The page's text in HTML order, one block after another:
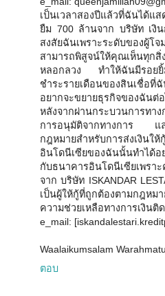
เป็นเวลาสองปีแล้วที่ฉันได้แ
ยืม 700 ล้านจาก บริษัท เงิ
สงสัยฉันเพราะระดับของผู้โ
สามารถพิสูจน์ให้คุณเห็นทุกสิ่
หลอกลวง ทำให้ฉันมีรอยยิ้ม
ชำระรายเดือนของสินเชื่อ
อยากจะขยายธุรกิจของฉัน
หลังจากผ่านกระบวนการทา
การอนุมัติจากทางการ แล
กฎหมายสำหรับการส่งเงิน
อินโดนีเซียของฉันนั้นทำได้อ
กับธนาคารอินโดนีเซียเพร
จาก บริษัท ISKANDAR
เป็นผู้ให้กู้ที่ถูกต้องตามกฎห
ความช่วยเหลือทางการเงินติ
e_mail:
Waalaikumsalam
ตอบ